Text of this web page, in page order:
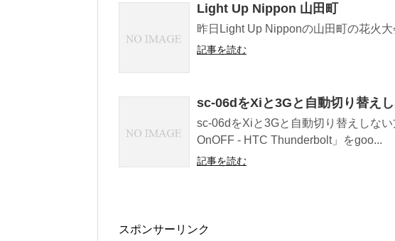
Light Up Nippon 山田町
昨日Light Up Nipponの山田町の花火
記事を読む
sc-06dをXiと3Gと自動切り替え
sc-06dをXiと3Gと自動切り替えしな
OnOFF - HTC Thunderbolt」をgoo...
記事を読む
スポンサーリンク